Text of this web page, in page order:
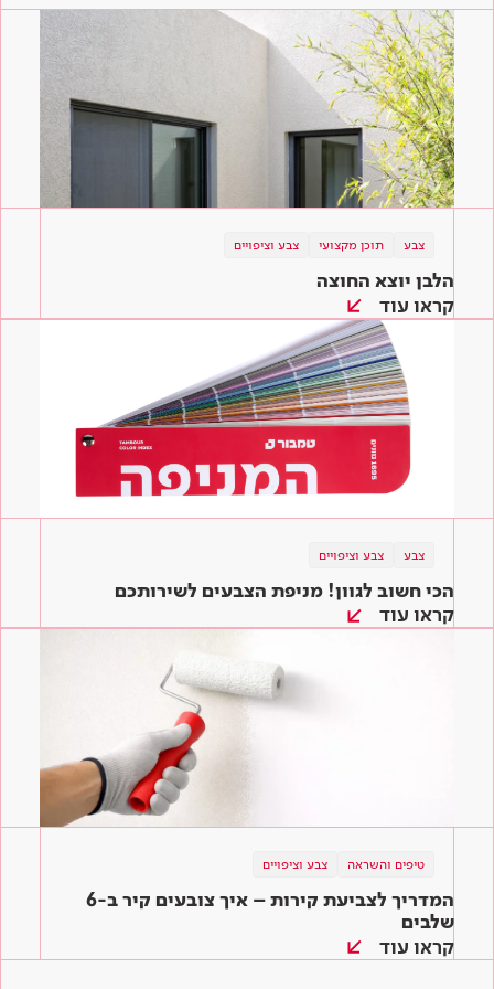
צבע תוכן מקצועי צבע וציפויים
הלבן יוצא החוצה
קראו עוד
צבע צבע וציפויים
הכי חשוב לגוון! מניפת הצבעים לשירותכם
קראו עוד
טיפים והשראה צבע וציפויים
המדריך לצביעת קירות – איך צובעים קיר ב-6
שלבים
קראו עוד